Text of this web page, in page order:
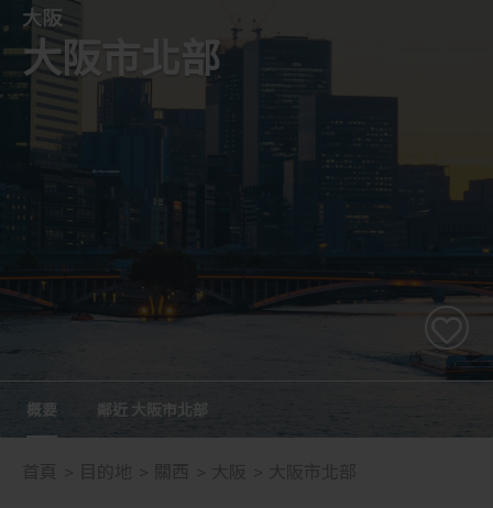
大阪
大阪市北部
概要 鄰近 大阪市北部